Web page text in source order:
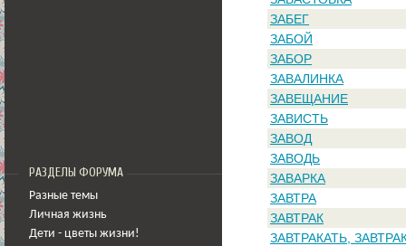
РАЗДЕЛЫ ФОРУМА
Разные темы
Личная жизнь
Дети - цветы жизни!
ЗАБЕГ
ЗАБОЙ
ЗАБОР
ЗАВАЛИНКА
ЗАВЕЩАНИЕ
ЗАВИСТЬ
ЗАВОД
ЗАВОДЬ
ЗАВАРКА
ЗАВТРА
ЗАВТРАК
ЗАВТРАКАТЬ,